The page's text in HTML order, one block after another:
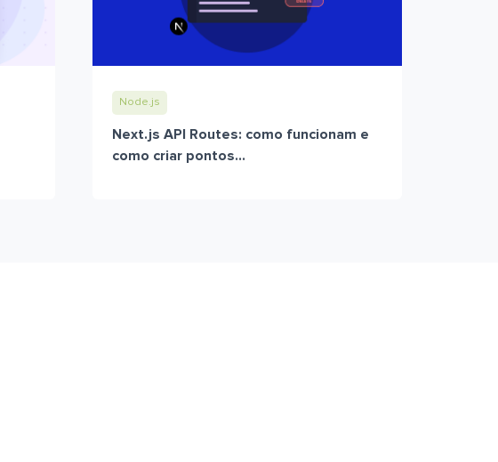
Node.js
Next.js API Routes: como funcionam e
como criar pontos...